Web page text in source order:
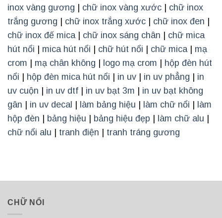
inox vàng gương | chữ inox vàng xước | chữ inox
trắng gương | chữ inox trắng xước | chữ inox đen |
chữ inox đế mica | chữ inox sáng chân | chữ mica
hút nổi | mica hút nổi | chữ hút nổi | chữ mica | mạ
crom | mạ chân không | logo mạ crom | hộp đèn hút
nổi | hộp đèn mica hút nổi | in uv | in uv phẳng | in
uv cuộn | in uv dtf | in uv bạt 3m | in uv bạt không
gân | in uv decal | làm bảng hiệu | làm chữ nổi | làm
hộp đèn | bảng hiệu | bảng hiệu đẹp | làm chữ alu |
chữ nổi alu | tranh điện | tranh tráng gương
CHỮ NỔI